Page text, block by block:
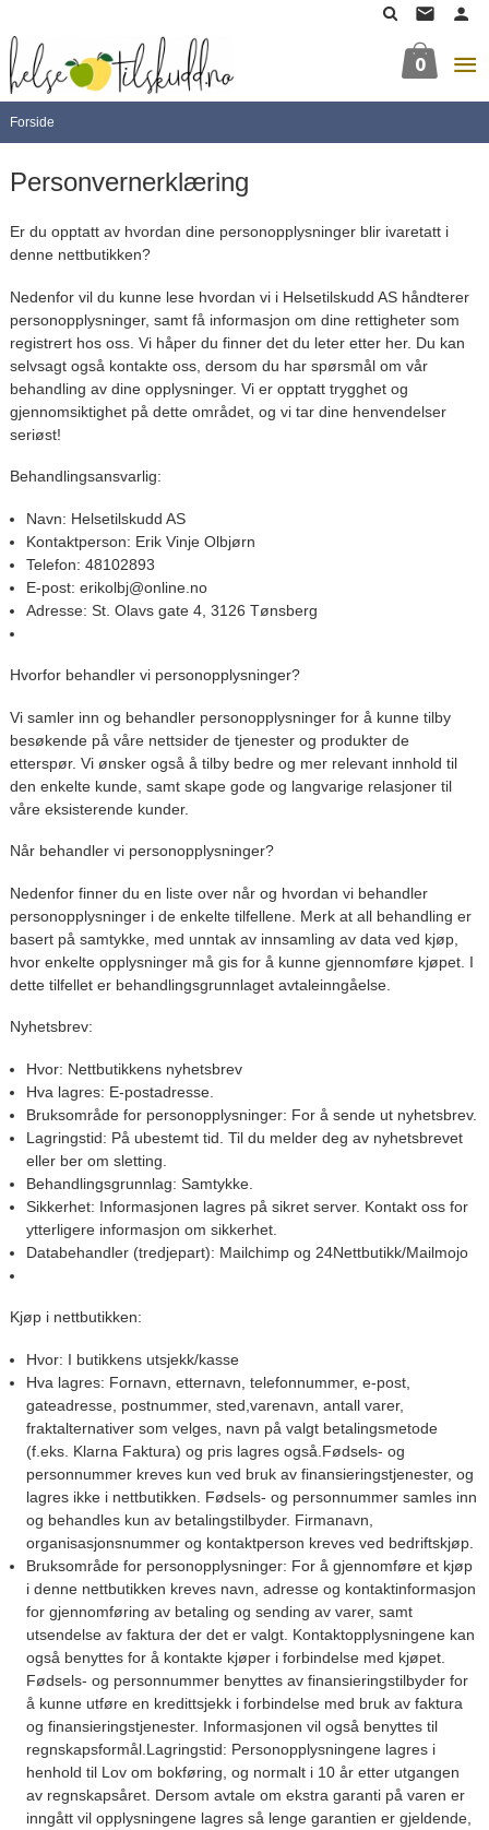
innholdet
0
Forside
Personvernerklæring
Er du opptatt av hvordan dine personopplysninger blir ivaretatt i
denne nettbutikken?
Nedenfor vil du kunne lese hvordan vi i Helsetilskudd AS håndterer
personopplysninger, samt få informasjon om dine rettigheter som
registrert hos oss. Vi håper du finner det du leter etter her. Du kan
selvsagt også kontakte oss, dersom du har spørsmål om vår
behandling av dine opplysninger. Vi er opptatt trygghet og
gjennomsiktighet på dette området, og vi tar dine henvendelser
seriøst!
Behandlingsansvarlig:
Navn: Helsetilskudd AS
Kontaktperson: Erik Vinje Olbjørn
Telefon: 48102893
E-post: erikolbj@online.no
Adresse: St. Olavs gate 4, 3126 Tønsberg
Hvorfor behandler vi personopplysninger?
Vi samler inn og behandler personopplysninger for å kunne tilby
besøkende på våre nettsider de tjenester og produkter de
etterspør. Vi ønsker også å tilby bedre og mer relevant innhold til
den enkelte kunde, samt skape gode og langvarige relasjoner til
våre eksisterende kunder.
Når behandler vi personopplysninger?
Nedenfor finner du en liste over når og hvordan vi behandler
personopplysninger i de enkelte tilfellene. Merk at all behandling er
basert på samtykke, med unntak av innsamling av data ved kjøp,
hvor enkelte opplysninger må gis for å kunne gjennomføre kjøpet. I
dette tilfellet er behandlingsgrunnlaget avtaleinngåelse.
Nyhetsbrev:
Hvor: Nettbutikkens nyhetsbrev
Hva lagres: E-postadresse.
Bruksområde for personopplysninger: For å sende ut nyhetsbrev.
Lagringstid: På ubestemt tid. Til du melder deg av nyhetsbrevet
eller ber om sletting.
Behandlingsgrunnlag: Samtykke.
Sikkerhet: Informasjonen lagres på sikret server. Kontakt oss for
ytterligere informasjon om sikkerhet.
Databehandler (tredjepart): Mailchimp og 24Nettbutikk/Mailmojo
Kjøp i nettbutikken:
Hvor: I butikkens utsjekk/kasse
Hva lagres: Fornavn, etternavn, telefonnummer, e-post,
gateadresse, postnummer, sted,varenavn, antall varer,
fraktalternativer som velges, navn på valgt betalingsmetode
(f.eks. Klarna Faktura) og pris lagres også.Fødsels- og
personnummer kreves kun ved bruk av finansieringstjenester, og
lagres ikke i nettbutikken. Fødsels- og personnummer samles inn
og behandles kun av betalingstilbyder. Firmanavn,
organisasjonsnummer og kontaktperson kreves ved bedriftskjøp.
Bruksområde for personopplysninger: For å gjennomføre et kjøp
i denne nettbutikken kreves navn, adresse og kontaktinformasjon
for gjennomføring av betaling og sending av varer, samt
utsendelse av faktura der det er valgt. Kontaktopplysningene kan
også benyttes for å kontakte kjøper i forbindelse med kjøpet.
Fødsels- og personnummer benyttes av finansieringstilbyder for
å kunne utføre en kredittsjekk i forbindelse med bruk av faktura
og finansieringstjenester. Informasjonen vil også benyttes til
regnskapsformål.Lagringstid: Personopplysningene lagres i
henhold til Lov om bokføring, og normalt i 10 år etter utgangen
av regnskapsåret. Dersom avtale om ekstra garanti på varen er
inngått vil opplysningene lagres så lenge garantien er gjeldende,